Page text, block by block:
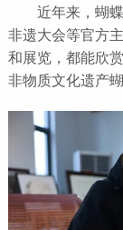
近年来，蝴蝶
非遗大会等官方
和展览，都能欣
非物质文化遗产